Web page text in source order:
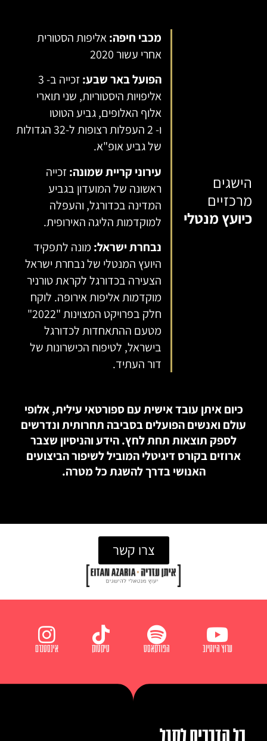
הישגים
מרכזיים
כיועץ מנטלי
מכבי חיפה:אליפות הסטורית
אחרי עשור 2020
הפועל באר שבע:
זכייה ב- 3
אליפויות היסטוריות, שני תוארי
אלוף האלופים, גביע הטוטו
ו- 2 העפלות רצופות ל-32 הגדולות
של גביע אופ"א.
עירוני קריית שמונה:זכייה
ראשונה של המועדון בגביע
המדינה בכדורגל, והעפלה
למוקדמות הליגה האירופית.
נבחרת ישראל: מונה לתפקיד
היועץ המנטלי של נבחרת ישראל
הצעירה בכדורגל לקראת טורניר
מוקדמות אליפות אירופה. לוקח
חלק בפרויקט המצוינות "2022"
מטעם ההתאחדות לכדורגל
בישראל, לטיפוח הכישרונות של
דור העתיד.
כיום איתן עובד אישית עם ספורטאי עילית, אלופי
עולם ואנשים הפועלים בסביבה תחרותית ונדרשים
לספק תוצאות תחת לחץ. הידע והניסיון שצבר
ארוזים בקורס דיגיטלי המוביל לשיפור הביצועים
האנושי בדרך להשגת כל מטרה.
צרו קשר
ערוץ היוטיוב הפודקאסט טיקטוק אינסטגרם